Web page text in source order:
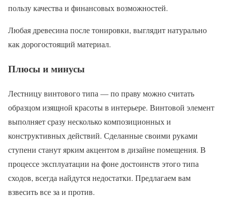
пользу качества и финансовых возможностей.
Любая древесина после тонировки, выглядит натурально
как дорогостоящий материал.
Плюсы и минусы
Лестницу винтового типа — по праву можно считать
образцом изящной красоты в интерьере. Винтовой элемент
выполняет сразу несколько композиционных и
конструктивных действий. Сделанные своими руками
ступени станут ярким акцентом в дизайне помещения. В
процессе эксплуатации на фоне достоинств этого типа
сходов, всегда найдутся недостатки. Предлагаем вам
взвесить все за и против.